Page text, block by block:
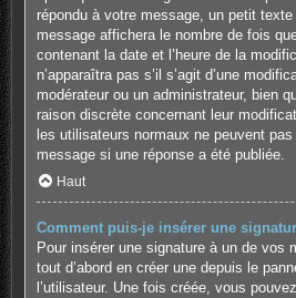
répondu à votre message, un petit
message affichera le nombre de fois
contenant la date et l’heure de la
n’apparaîtra pas s’il s’agit d’une
modérateur ou un administrateur, bien
raison discrète concernant leur
les utilisateurs normaux ne peuvent
message si une réponse a été publiée.
Haut
Comment puis-je insérer une
Pour insérer une signature à un de vos
tout d’abord en créer une depuis le
l’utilisateur. Une fois créée, vous